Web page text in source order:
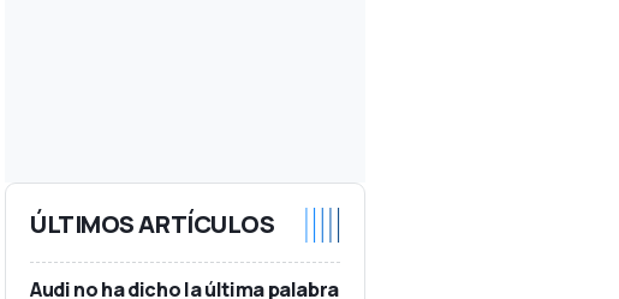
ÚLTIMOS ARTÍCULOS
Audi no ha dicho la última palabra